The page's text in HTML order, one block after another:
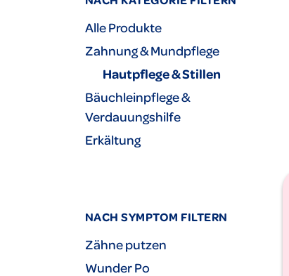
Alle Produkte
Zahnung & Mundpflege
Hautpflege & Stillen
Bäuchleinpflege &
Verdauungshilfe
Erkältung
NACH SYMPTOM FILTERN
Zähne putzen
Wunder Po